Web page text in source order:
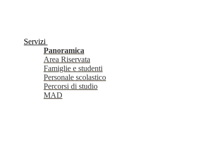
Servizi
Panoramica
Area Riservata
Famiglie e studenti
Personale scolastico
Percorsi di studio
MAD